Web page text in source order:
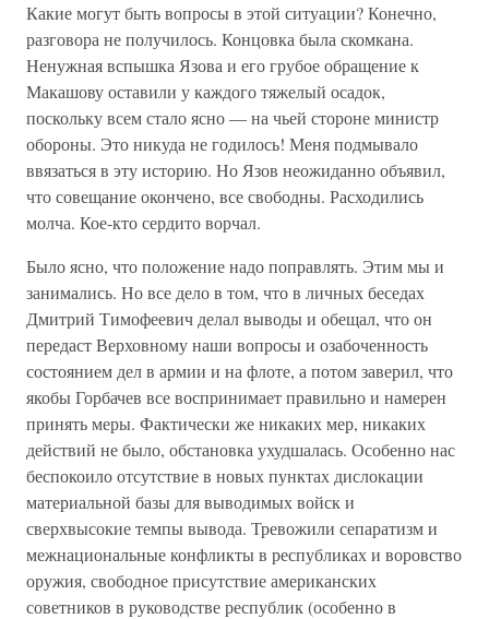
Какие могут быть вопросы в этой ситуации? Конечно,
разговора не получилось. Концовка была скомкана.
Ненужная вспышка Язова и его грубое обращение к
Макашову оставили у каждого тяжелый осадок,
поскольку всем стало ясно — на чьей стороне министр
обороны. Это никуда не годилось! Меня подмывало
ввязаться в эту историю. Но Язов неожиданно объявил,
что совещание окончено, все свободны. Расходились
молча. Кое-кто сердито ворчал.
Было ясно, что положение надо поправлять. Этим мы и
занимались. Но все дело в том, что в личных беседах
Дмитрий Тимофеевич делал выводы и обещал, что он
передаст Верховному наши вопросы и озабоченность
состоянием дел в армии и на флоте, а потом заверил, что
якобы Горбачев все воспринимает правильно и намерен
принять меры. Фактически же никаких мер, никаких
действий не было, обстановка ухудшалась. Особенно нас
беспокоило отсутствие в новых пунктах дислокации
материальной базы для выводимых войск и
сверхвысокие темпы вывода. Тревожили сепаратизм и
межнациональные конфликты в республиках и воровство
оружия, свободное присутствие американских
советников в руководстве республик (особенно в